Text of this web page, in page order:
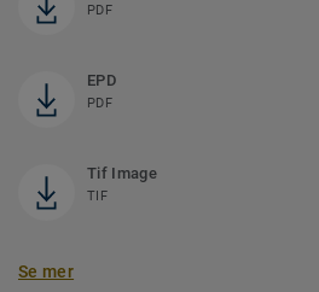
PDF
EPD
PDF
Tif Image
TIF
Se mer